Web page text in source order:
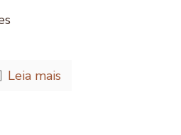
Leia mais